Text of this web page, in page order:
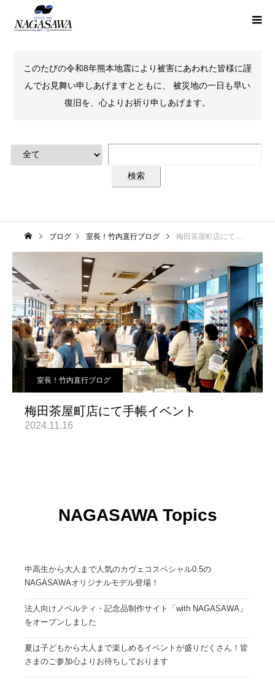
このたびの令和8年熊本地震により被害にあわれた皆様に謹
んでお見舞い申しあげますとともに、 被災地の一日も早い
復旧を、心よりお祈り申しあげます。
ブログ 室長！竹内直行ブログ 梅田茶屋町店にて手帳イベント
室長！竹内直行ブログ
梅田茶屋町店にて手帳イベント
2024.11.16
NAGASAWA Topics
中高生から大人まで人気のカヴェコスペシャル0.5の
NAGASAWAオリジナルモデル登場！
法人向けノベルティ・記念品制作サイト「with NAGASAWA」
をオープンしました
夏は子どもから大人まで楽しめるイベントが盛りだくさん！皆
さまのご参加心よりお待ちしております